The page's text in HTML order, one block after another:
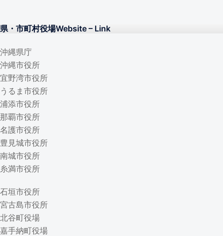
県・市町村役場Website – Link
沖縄県庁
沖縄市役所
宜野湾市役所
うるま市役所
浦添市役所
那覇市役所
名護市役所
豊見城市役所
南城市役所
糸満市役所
石垣市役所
宮古島市役所
北谷町役場
嘉手納町役場